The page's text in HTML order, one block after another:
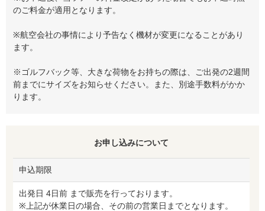
のご料金が適用となります。
※航空会社の事情により予告なく機材が変更になることがあり
ます。
※ゴルフバック等、大きな荷物をお持ちの際は、ご出発の2週間
前までにサイズをお知らせください。また、別途手数料がかか
ります。
お申し込みについて
申込期限
出発日 4日前 まで販売を行っております。
※上記が休業日の場合、その前の営業日までとなります。